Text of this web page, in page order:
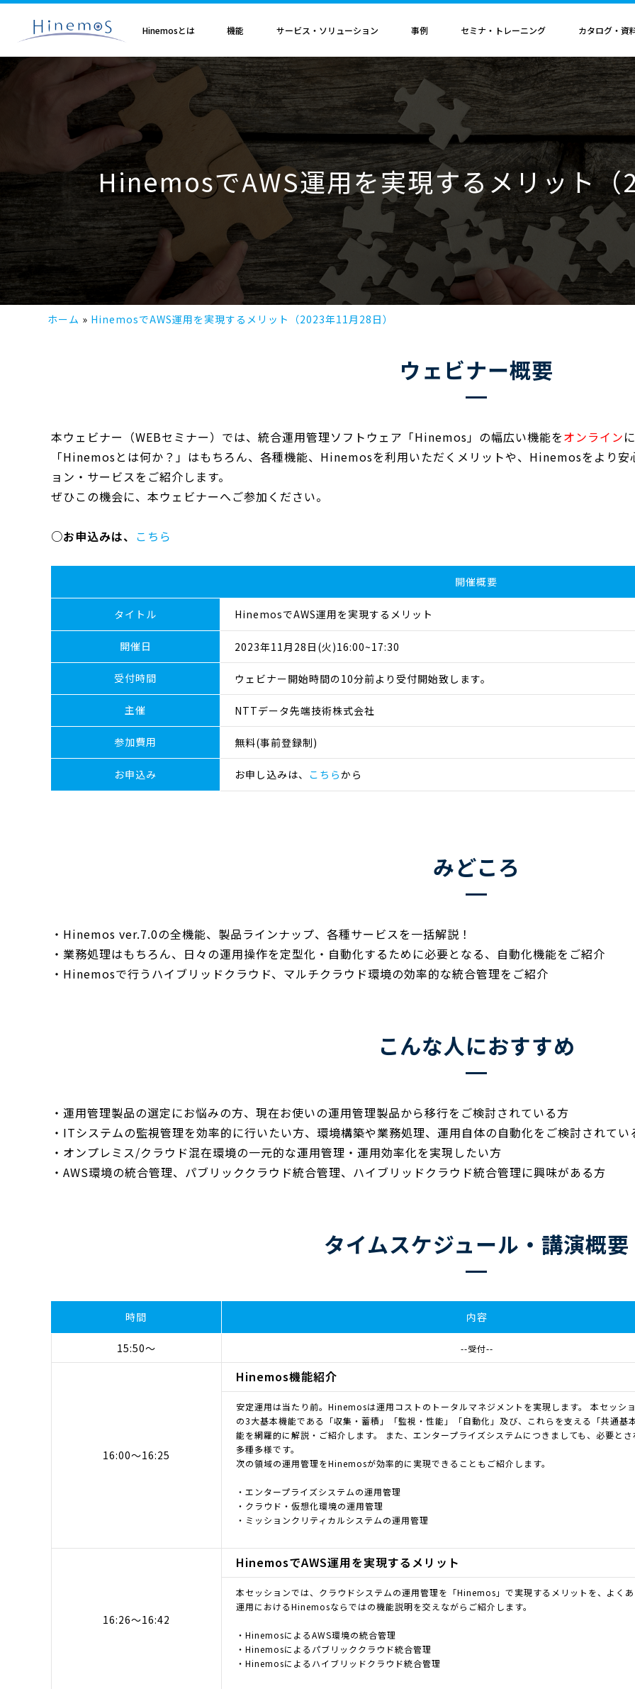
メ
テ
ツ
Hinemosとは
Hinemosとは
歩み・利用実績
Hinemosの利用実績
Hinemosの歩み
導入構成・動作環境
導入構成
動作環境
サポートサイクル
機能
エンタープライズ
クラウド・VM管理
Hinemos メッセージフィルタ
Hineoms インシデントダッシュボード
Hinemos Migration Assistant
Hinemos AIエージェント
オプション
Hinemos ミッションクリティカルオプション
Hinemos セキュリティ ネットワーク診断オプション
Hinemos セキュリティ アプリケーション診断オプション
サービス・ソリューション
サブスクリプション
Hinemosサブスクリプション
サービス
導入設計・構築支援サービス
Hinemosプロフェッショナル QAサービス
バージョンアップ支援サービス
データコンバートサービス
レポートカスタマイズサービス
他製品からの移行サービス
Hinemos インシデントダッシュボード テーブルカスタマイズサービス
Hinemosメッセージフィルタ 導入支援サービス
AI基盤による 異常検知支援サービス
ソリューション
SAP連携ソリューション
SAP HANA運用管理ソリューション
事例
電気・ガス業 電気機器
金融・保険業 サービス業
教育、学習支援業 官公庁・自治体
NTTデータ事例 事例紹介インタビュー資料（PDF）
セミナ・トレーニング
Hinemosセミナ
Hinemos World 2026
Hinemosソリューションセミナ2026
Hinemos World 2025
Hinemosソリューションセミナ2025
トレーニング・技術者認定
Hinemosトレーニング
技術者認定プログラム
カレンダ
Hinemosイベントカレンダ
カタログ・資
クラウド運用特集
製品移行特集
ITSM特集
セキュリティ運用特集
監視特集
ログ管理特集
基盤設定の自動化特集
APM特集
RBA特集
技術情報
Hinemos技術情報
外部サイト公開記事・書籍
記事
Hinemos記事
IT運用管理コラム
Hinemosアライアンス
Hinemosアライアンスとは
Hinemosアライアンス一覧
取扱店
Hinemos取扱企業一覧
HinemosでAWS運用を実現するメリット
ホーム HinemosでAWS運用を実現するメリット（2023年11月28日）
ウェビナー概要
本ウェビナー（WEBセミナー）では、統合運用管理ソフトウェア「Hinemos」の幅広い機能をオンライン
「Hinemosとは何か？」はもちろん、各種機能、Hinemosを利用いただくメリットや、Hinemosをより
ョン・サービスをご紹介します。
ぜひこの機会に、本ウェビナーへご参加ください。
○お申込みは、 こちら
開催概要
タイトル HinemosでAWS運用を実現するメリット
開催日 2023年11月28日(火)16:00~17:30
受付時間 ウェビナー開始時間の10分前より受付開始致します。
主催 NTTデータ先端技術株式会社
参加費用 無料(事前登録制)
お申込み お申し込みは、 こちらから
みどころ
・Hinemos ver.7.0の全機能、製品ラインナップ、各種サービスを一括解説！
・業務処理はもちろん、日々の運用操作を定型化・自動化するために必要となる、自動化機能をご紹介
・Hinemosで行うハイブリッドクラウド、マルチクラウド環境の効率的な統合管理をご紹介
こんな人におすすめ
・運用管理製品の選定にお悩みの方、現在お使いの運用管理製品から移行をご検討されている方
・ITシステムの監視管理を効率的に行いたい方、環境構築や業務処理、運用自体の自動化をご検討されてい
・オンプレミス/クラウド混在環境の一元的な運用管理・運用効率化を実現したい方
・AWS環境の統合管理、パブリッククラウド統合管理、ハイブリッドクラウド統合管理に興味がある方
タイムスケジュール・講演概要
時間 内容
15:50～ --受付--
16:00～16:25
Hinemos機能紹介
安定運用は当たり前。Hinemosは運用コストのトータルマネジメントを実現します。 本セッシ
の3大基本機能である「収集・蓄積」「監視・性能」「自動化」及び、これらを支える「共通基
能を網羅的に解説・ご紹介します。 また、エンタープライズシステムにつきましても、必要と
多種多様です。
次の領域の運用管理をHinemosが効率的に実現できることもご紹介します。
・エンタープライズシステムの運用管理
・クラウド・仮想化環境の運用管理
・ミッションクリティカルシステムの運用管理
16:26～16:42
HinemosでAWS運用を実現するメリット
本セッションでは、クラウドシステムの運用管理を「Hinemos」で実現するメリットを、よく
運用におけるHinemosならではの機能説明を交えながらご紹介します。
・HinemosによるAWS環境の統合管理
・Hinemosによるパブリッククラウド統合管理
・Hinemosによるハイブリッドクラウド統合管理